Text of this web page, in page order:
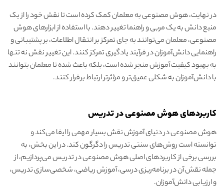
در نهایت، هوش مصنوعی به معلمان کمک کرده است تا نقش خود را از یک
منبع دانش به یک مربی و راهنما تغییر دهند. با استفاده از ابزارهای هوش
مصنوعی، معلمان می‌توانند به جای تمرکز بر انتقال اطلاعات، بر پشتیبانی و
راهنمایی دانش‌آموزان در فرآیند یادگیری تمرکز کنند. این تغییر نقش نه تنها
به بهبود کیفیت آموزش منجر شده است، بلکه باعث شده تا معلمان بتوانند
با دانش‌آموزان به شکلی عمیق‌تر و مؤثرتر ارتباط برقرار کنند.
کاربردهای هوش مصنوعی در تدریس
هوش مصنوعی در دنیای آموزش نقش بسیار مهمی را ایفا می‌کند و
توانسته است روش‌های سنتی تدریس را دگرگون کند. در این بخش، به
بررسی برخی از کاربردهای اصلی هوش مصنوعی در تدریس می‌پردازیم، از
جمله نقش آن در برنامه‌ریزی درسی، آموزش ریاضی، شخصی‌سازی تدریس،
و ارزیابی دانش‌آموزان.